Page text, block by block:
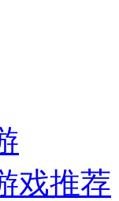
戏推荐